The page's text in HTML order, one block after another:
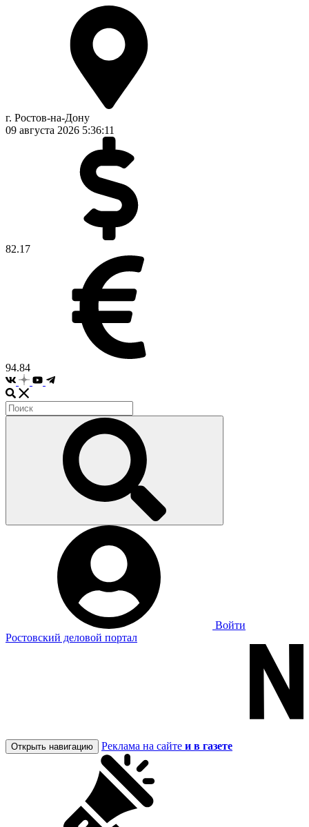
г. Ростов-на-Дону
09 августа 2026 5:36:11
82.17
94.84
Войти
Ростовский деловой портал
Открыть навигацию Реклама на сайте и в газете